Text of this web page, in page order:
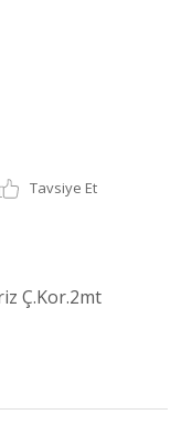
Tavsiye Et
Ç.Kor.2mt